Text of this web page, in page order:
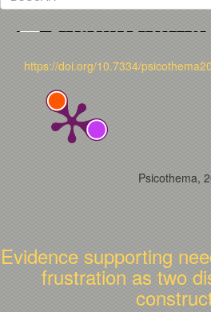
https://doi.org/10.7334/
Psicothema,
Evidence supporting
frustration as two